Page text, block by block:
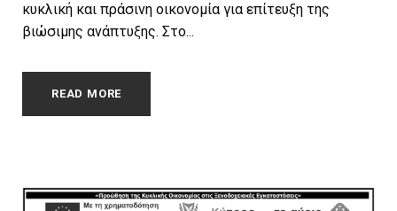
κυκλική και πράσινη οικονομία για επίτευξη της
βιώσιμης ανάπτυξης. Στο...
READ MORE